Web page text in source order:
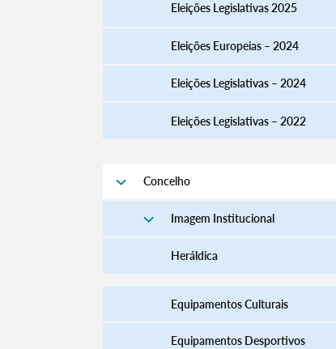
Categorias gerais
Filtros
Eleições Legislativas 2025
Eleições Europeias – 2024
Eleições Legislativas – 2024
Eleições Legislativas – 2022
Concelho
Imagem Institucional
Heráldica
Equipamentos Culturais
Equipamentos Desportivos